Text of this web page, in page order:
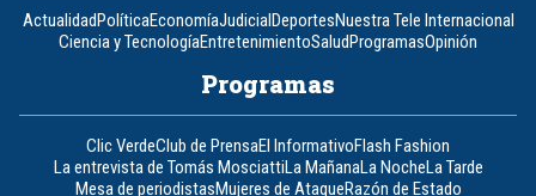
ActualidadPolíticaEconomíaJudicialDeportesNuestra Tele Internacional
Ciencia y TecnologíaEntretenimientoSaludProgramasOpinión
Programas
Clic VerdeClub de PrensaEl InformativoFlash Fashion
La entrevista de Tomás MosciattiLa MañanaLa NocheLa Tarde
Mesa de periodistasMujeres de AtaqueRazón de Estado